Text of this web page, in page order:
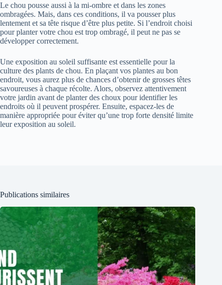
Le chou pousse aussi à la mi-ombre et dans les zones
ombragées. Mais, dans ces conditions, il va pousser plus
lentement et sa tête risque d’être plus petite. Si l’endroit choisi
pour planter votre chou est trop ombragé, il peut ne pas se
développer correctement.
Une exposition au soleil suffisante est essentielle pour la
culture des plants de chou. En plaçant vos plantes au bon
endroit, vous aurez plus de chances d’obtenir de grosses têtes
savoureuses à chaque récolte. Alors, observez attentivement
votre jardin avant de planter des choux pour identifier les
endroits où il peuvent prospérer. Ensuite, espacez-les de
manière appropriée pour éviter qu’une trop forte densité limite
leur exposition au soleil.
Publications similaires